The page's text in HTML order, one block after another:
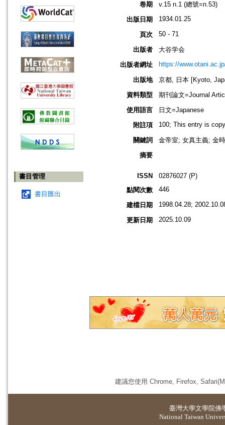
書目管理
書目匯出
卷期
v.15 n.1 (總號=n.53)
出版日期
1934.01.25
頁次 50 - 71
出版者
大谷学会
出版者網址
https://
出版地
京都, 日本 [Kyoto,
資料類型
期刊論文=Journal
使用語言
日文=Japanese
附註項
100; This entry is
關鍵詞
金帝室; 女真主義; 金
摘要
ISSN
02876027 (P)
點閱次數
446
建檔日期 1998.04.28;
更新日期 2025.10.09
建議您使用 Chrome, Firefox,
臺灣大學文學院佛
National Taiwan